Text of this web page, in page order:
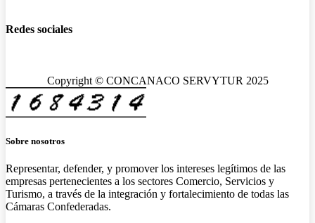
Redes sociales
Copyright © CONCANACO SERVYTUR 2025
Sobre nosotros
Representar, defender, y promover los intereses legítimos de las
empresas pertenecientes a los sectores Comercio, Servicios y
Turismo, a través de la integración y fortalecimiento de todas las
Cámaras Confederadas.